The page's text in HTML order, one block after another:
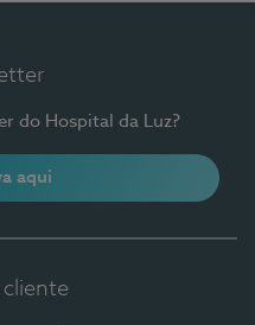
do Hospital da Luz?
aqui